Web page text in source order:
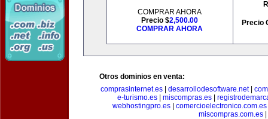
COMPRAR AHORA
Precio $2,500.00
COMPRAR AHORA
Precio
Otros dominios en venta:
comprasinternet.es
desarrollodesoftware.net|
e-turismo.es
miscompras.es
webhostingpro.es| comercioelectronico.com.es
miscompras.com.es